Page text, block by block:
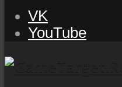
VK
YouTube